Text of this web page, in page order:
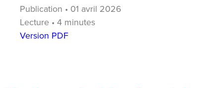
Publication • 01 avril 2026
Lecture • 4 minutes
Version PDF